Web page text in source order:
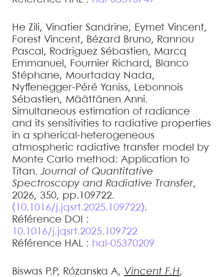
He Zili, Vinatier Sandrine, Eymet Vincent,
Forest Vincent, Bézard Bruno, Rannou
Pascal , Rodriguez Sébastien, Marcq
Emmanuel , Fournier Richard , Blanco
Stéphane, Mourtaday Nada,
Nyffenegger-Péré Yaniss, Lebonnois
Sébastien, Määttänen Anni.
Simultaneous estimation of radiance
and its sensitivities to radiative properties
in a spherical-heterogeneous
atmospheric radiative transfer model by
Monte Carlo method: Application to
Titan. Journal of Quantitative
Spectroscopy and Radiative Transfer,
2026, 350, pp.109722.
⟨10.1016/j.jqsrt.2025.109722⟩.
Référence DOI :
10.1016/j.jqsrt.2025.109722
Référence HAL : hal-05370209
Biswas P.P, Rózanska A, Vincent F.H,